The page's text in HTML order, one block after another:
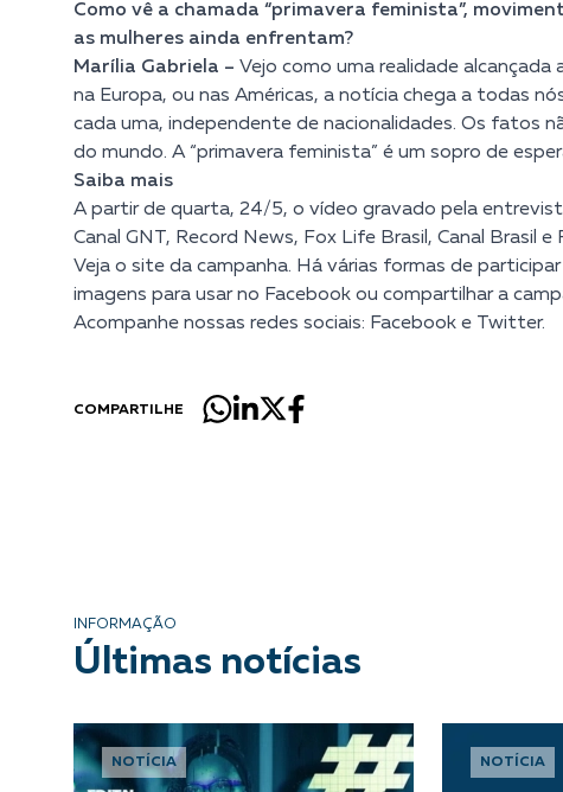
Como vê a chamada “primavera feminista”,
as mulheres ainda enfrentam?
Marília Gabriela – Vejo como uma realidade
na Europa, ou nas Américas, a notícia chega a todas
cada uma, independente de nacionalidades. Os fatos
do mundo. A “primavera feminista” é um sopro de
Saiba mais
A partir de quarta, 24/5, o vídeo gravado pela
Canal GNT, Record News, Fox Life Brasil, Canal Brasil e
Veja o site da campanha. Há várias formas de
imagens para usar no Facebook ou compartilhar a
Acompanhe nossas redes sociais: Facebook e Twitter.
COMPARTILHE
INFORMAÇÃO
Últimas notícias
NOTÍCIA NOTÍCIA